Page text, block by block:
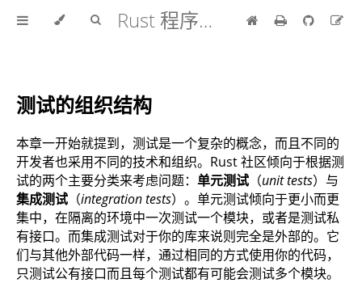
Rust 程序设计语言 中文版
测试的组织结构
本章一开始就提到，测试是一个复杂的概念，而且不同的
开发者也采用不同的技术和组织。Rust 社区倾向于根据测
试的两个主要分类来考虑问题： 单元测试 （unit tests）与
集成测试 （integration tests）。单元测试倾向于更小而更
集中，在隔离的环境中一次测试一个模块，或者是测试私
有接口。而集成测试对于你的库来说则完全是外部的。它
们与其他外部代码一样，通过相同的方式使用你的代码，
只测试公有接口而且每个测试都有可能会测试多个模块。